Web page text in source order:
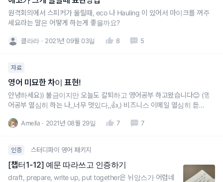
원격회의에서 스피커가 울릴때, eco 나 Hauling 이 있어서 마이크를 꺼주
세요라는 말은 어떻게 하는게 좋을까요?
클라라 2021년 09월 03일 8 5
자료
영어 미묘한 차이 표현!
안녕하세요)) 불금이지만 오늘도 칼퇴하고 영어공부 하고왔습니다😊 (영
어공부 열심히 하는 나,,너무 멋있다,,👍,) 비즈니스 이메일 열심히 듣고있
서 표현에 따른 뉘앙스 차이 좀 알아봤습니다😌 혼자 인터넷 강의 들으면
Amella 2021년 08월 29일 7 7
인증 스터디파이 영어 패키지
[챕터1-12] 예문 따라쓰고 인증하기
draft, prepare, write up, put together은 뉘앙스가 어렵네